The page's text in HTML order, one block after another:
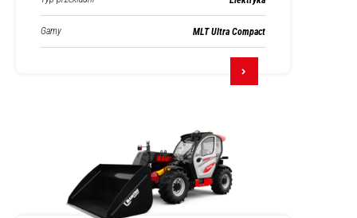
Gamy MLT Ultra Compact